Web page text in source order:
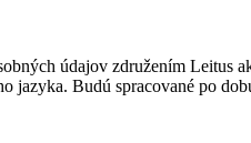
údajov združením Leitus
jazyka. Budú spracované po